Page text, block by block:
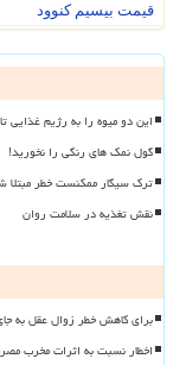
قیمت بیسیم کنوود
این دو میوه را به رژیم غذایی
گول نمک های رنگی را نخورید!
ترک سیگار ممکنست خطر مبتلا
نقش تغذیه در سلامت روان
برای کاهش خطر زوال عقل به
اخطار نسبت به اثرات مخرب